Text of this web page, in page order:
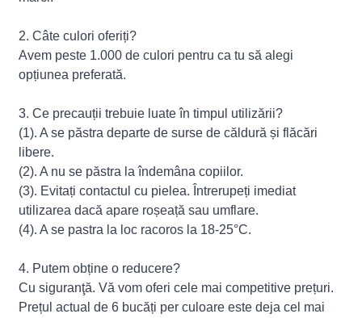
2. Câte culori oferiți?
Avem peste 1.000 de culori pentru ca tu să alegi
opțiunea preferată.
3. Ce precauții trebuie luate în timpul utilizării?
(1). A se păstra departe de surse de căldură și flăcări
libere.
(2). A nu se păstra la îndemâna copiilor.
(3). Evitați contactul cu pielea. Întrerupeți imediat
utilizarea dacă apare roșeață sau umflare.
(4). A se pastra la loc racoros la 18-25°C.
4. Putem obține o reducere?
Cu siguranţă. Vă vom oferi cele mai competitive prețuri.
Prețul actual de 6 bucăți per culoare este deja cel mai